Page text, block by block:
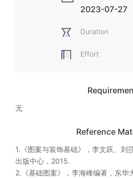
2023-07-27
Duration
Effort
无
Reference
1.《图案与装饰基础》，李文跃、刘
出版中心，2015.
2.《基础图案》，李海峰编著，东华